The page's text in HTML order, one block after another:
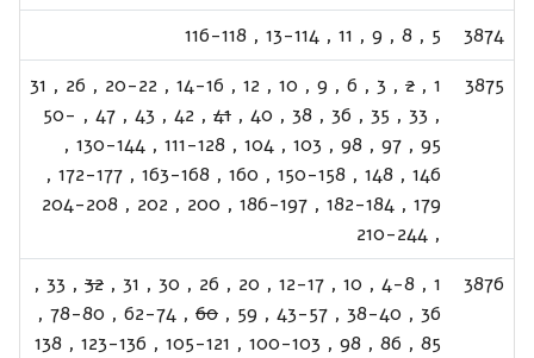
3874
5
,
8
,
9
,
11
,
13-114
,
116-118
3875
1
,
2
,
3
,
6
,
9
,
10
,
12
,
14-16
,
20-22
,
26
,
31
,
33
,
35
,
36
,
38
,
40
,
41
,
42
,
43
,
47
,
50-
95
,
97
,
98
,
103
,
104
,
111-128
,
130-144
,
146
,
148
,
150-158
,
160
,
163-168
,
172-177
,
179
,
182-184
,
186-197
,
200
,
202
,
204-208
,
210-244
3876
1
,
4-8
,
10
,
12-17
,
20
,
26
,
30
,
31
,
32
,
33
,
36
,
38-40
,
43-57
,
59
,
60
,
62-74
,
78-80
,
85
,
86
,
98
,
100-103
,
105-121
,
123-136
,
138